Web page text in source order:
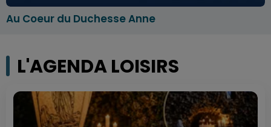
Au Coeur du Duchesse Anne
L'AGENDA LOISIRS